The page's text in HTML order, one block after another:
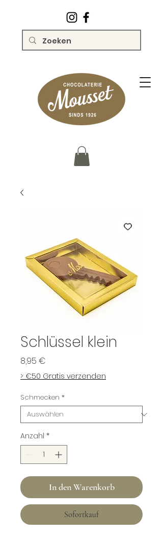
Schlüssel klein
8,95 €
> €50 Gratis verzenden
Schmecken *
Anzahl *
In den Warenkorb
Sofortkauf